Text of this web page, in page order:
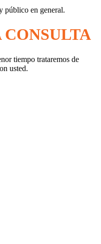
público en general.
tiempo trataremos de
usted.